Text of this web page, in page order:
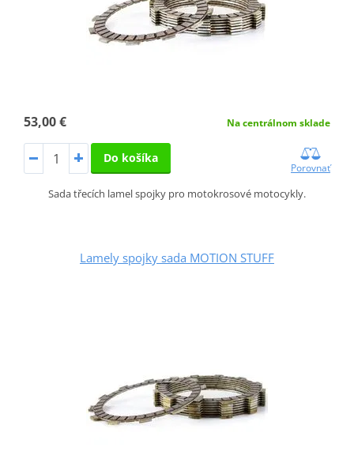
53,00 € Na centrálnom sklade
Do košíka
Porovnať
Sada třecích lamel spojky pro motokrosové motocykly.
Lamely spojky sada MOTION STUFF